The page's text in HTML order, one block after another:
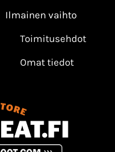
Ilmainen vaihto
Toimitusehdot
Omat tiedot